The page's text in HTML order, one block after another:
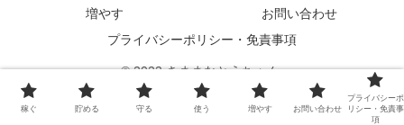
増やす
お問い合わせ
プライバシーポリシー・免責事項
© 2023 きままなとうちゃん.
稼ぐ 貯める 守る 使う 増やす お問い合わせ
プライバシーポ
リシー・免責事
項